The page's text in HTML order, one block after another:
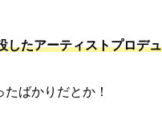
たアーティストプロデ
ばかりだとか！